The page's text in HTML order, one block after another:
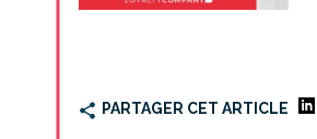
PARTAGER CET ARTICLE